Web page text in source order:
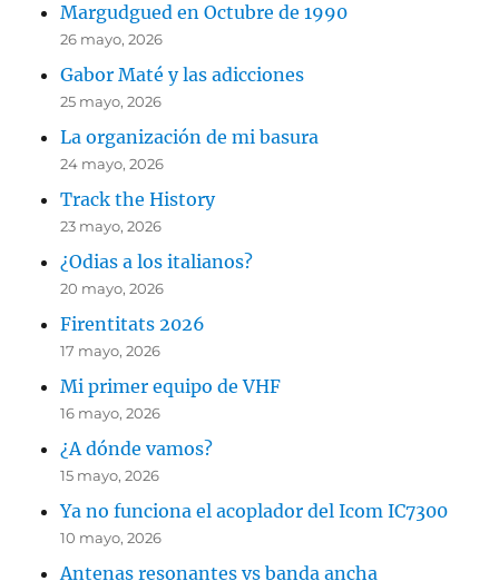
Margudgued en Octubre de 1990
26 mayo, 2026
Gabor Maté y las adicciones
25 mayo, 2026
La organización de mi basura
24 mayo, 2026
Track the History
23 mayo, 2026
¿Odias a los italianos?
20 mayo, 2026
Firentitats 2026
17 mayo, 2026
Mi primer equipo de VHF
16 mayo, 2026
¿A dónde vamos?
15 mayo, 2026
Ya no funciona el acoplador del Icom IC7300
10 mayo, 2026
Antenas resonantes vs banda ancha